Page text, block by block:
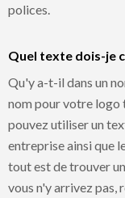
polices.
Quel texte dois-je
Qu'y a-t-il dans un
nom pour votre logo
pouvez utiliser un
entreprise ainsi que
tout est de trouver
vous n'y arrivez pas,